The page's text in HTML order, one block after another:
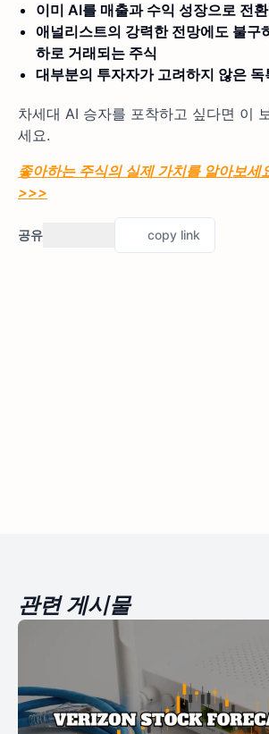
이미 AI를 매출과 수익 성장으로 전
애널리스트의 강력한 전망에도 불구
하로 거래되는 주식
대부분의 투자자가 고려하지 않은 독
차세대 AI 승자를 포착하고 싶다면 이
세요.
좋아하는 주식의 실제 가치를 알아보세
>>>
공유 copy link
관련 게시물